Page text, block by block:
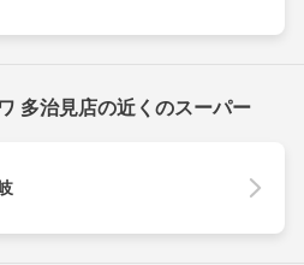
多治見店の近くのスーパー